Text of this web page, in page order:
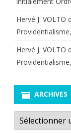
Hervé J. VOLTO
Hervé J. VOLTO
ARCHIVES
Archives